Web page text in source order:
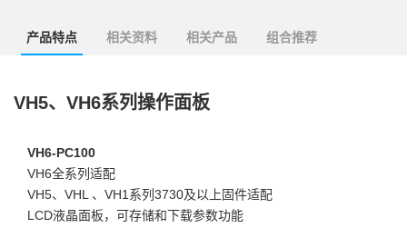
产品特点 相关资料 相关产品 组合推荐
VH5、VH6系列操作面板
VH6-PC100
VH6全系列适配
VH5、VHL 、VH1系列3730及以上固件适配
LCD液晶面板，可存储和下载参数功能